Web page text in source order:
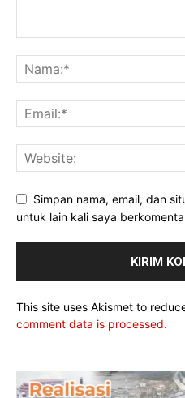
Simpan nama, email, dan
untuk lain kali saya
This site uses Akismet to
comment data is processed.